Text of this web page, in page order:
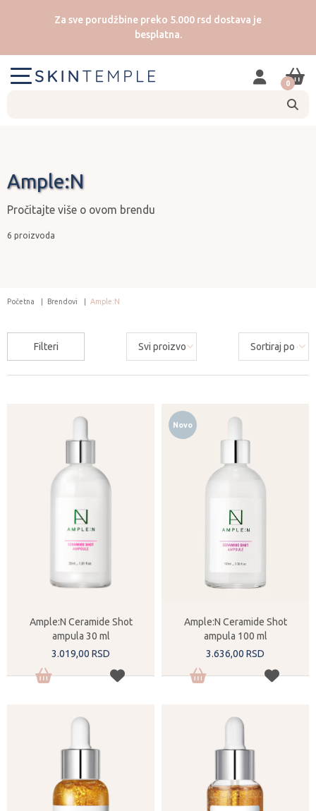
Za sve porudžbine preko 5.000 rsd dostava je
besplatna.
0
Ample:N
Pročitajte više o ovom brendu
6 proizvoda
Početna Brendovi Ample:N
Filteri
Ample:N Ceramide Shot
ampula 30 ml
3.019,00 RSD
Novo
Ample:N Ceramide Shot
ampula 100 ml
3.636,00 RSD